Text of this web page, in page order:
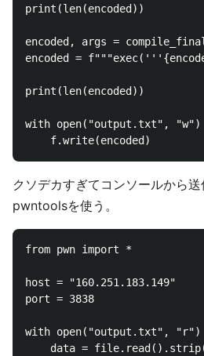
print(len(encoded))
encoded, args =
encoded =
print(len(encoded))
with open("output.txt",
クソデカすぎてコンソールから送
pwntoolsを使う。
from pwn import *
host = "160.251.183.149"
port = 3838
with open("output.txt",
data =